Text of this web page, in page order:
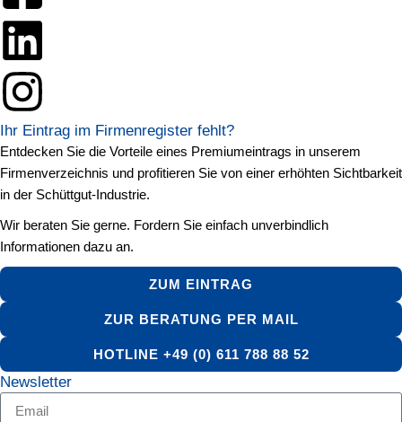
Ihr Eintrag im Firmenregister fehlt?
Entdecken Sie die Vorteile eines Premiumeintrags in unserem
Firmenverzeichnis und profitieren Sie von einer erhöhten Sichtbarkeit
in der Schüttgut-Industrie.
Wir beraten Sie gerne. Fordern Sie einfach unverbindlich
Informationen dazu an.
ZUM EINTRAG
ZUR BERATUNG PER MAIL
HOTLINE +49 (0) 611 788 88 52
Newsletter